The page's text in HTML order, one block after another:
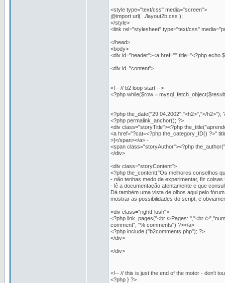
<style type="text/css" media="screen">
@import url( ../layout2b.css );
</style>
<link rel="stylesheet" type="text/css"
</head>
<body>
<div id="header"><a href="" title="<?php echo
<div id="content">
<!-- // b2 loop start -->
<?php while($row =
<?php the_date("29.04.2002","<h2>","</h2>");
<?php permalink_anchor(); ?>
<div class="storyTitle"><?php
<a href="?cat=<?php the_category_ID() ?>"
>]</span></a> -
<span class="storyAuthor"><?php
</div>
<div class="storyContent">
<?php the_content("Os melhores conselhos
- não tenhas medo de experimentar, fiz
- lê a documentação atentamente e que
Dá também uma vista de olhos aqui pelo
mostrar as possibilidades do script, e
<div class="rightFlush">
<?php link_pages("<br />Pages: ","<br /
comment", "% comments") ?></a>
<?php include ("b2comments.php"); ?>
</div>
</div>
<!-- // this is just the end of the motor - don't
<?php } ?>